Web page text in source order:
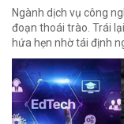
Ngành dịch vụ công
đoạn thoái trào. Trái
hứa hẹn nhờ tái định